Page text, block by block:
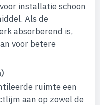
installatie schoon
Als de
absorberend is,
voor betere
ruimte een
aan op zowel de